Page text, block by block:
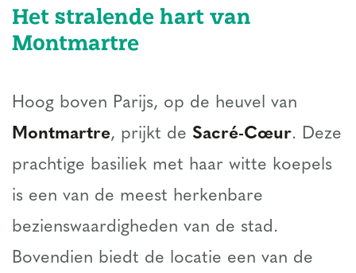
Het stralende hart van
Montmartre
Hoog boven Parijs, op de heuvel van
Montmartre, prijkt de Sacré-Cœur. Deze
prachtige basiliek met haar witte koepels
is een van de meest herkenbare
bezienswaardigheden van de stad.
Bovendien biedt de locatie een van de